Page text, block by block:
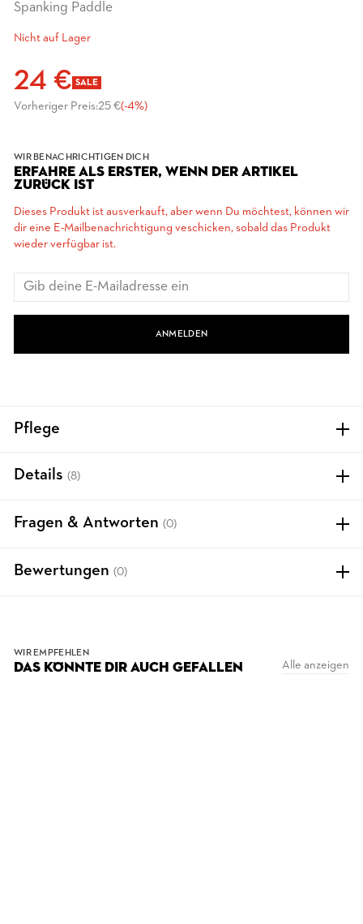
Spanking Paddle
Nicht auf Lager
24 € SALE
Vorheriger Preis:25 €(-4%)
WIR BENACHRICHTIGEN DICH
ERFAHRE ALS ERSTER, WENN DER ARTIKEL
ZURÜCK IST
Dieses Produkt ist ausverkauft, aber wenn Du möchtest, können wir
dir eine E-Mailbenachrichtigung veschicken, sobald das Produkt
wieder verfügbar ist.
ANMELDEN
Pflege
Details (8)
Fragen & Antworten (0)
Bewertungen (0)
WIR EMPFEHLEN
DAS KÖNNTE DIR AUCH GEFALLEN Alle anzeigen